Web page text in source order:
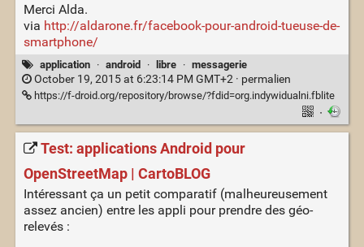
Merci Alda.
via http://aldarone.fr/facebook-pour-android-tueuse-de-
smartphone/
application · android · libre · messagerie
October 19, 2015 at 6:23:14 PM GMT+2 · permalien
https://f-droid.org/repository/browse/?fdid=org.indywidualni.fblite
·
Test: applications Android pour
OpenStreetMap | CartoBLOG
Intéressant ça un petit comparatif (malheureusement
assez ancien) entre les appli pour prendre des géo-
relevés :